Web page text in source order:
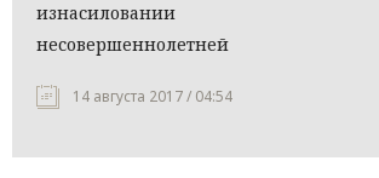
изнасиловании
несовершеннолетней
14 августа 2017 / 04:54